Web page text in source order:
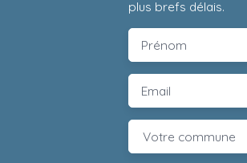
plus brefs délais.
Prénom
Email
Votre commune